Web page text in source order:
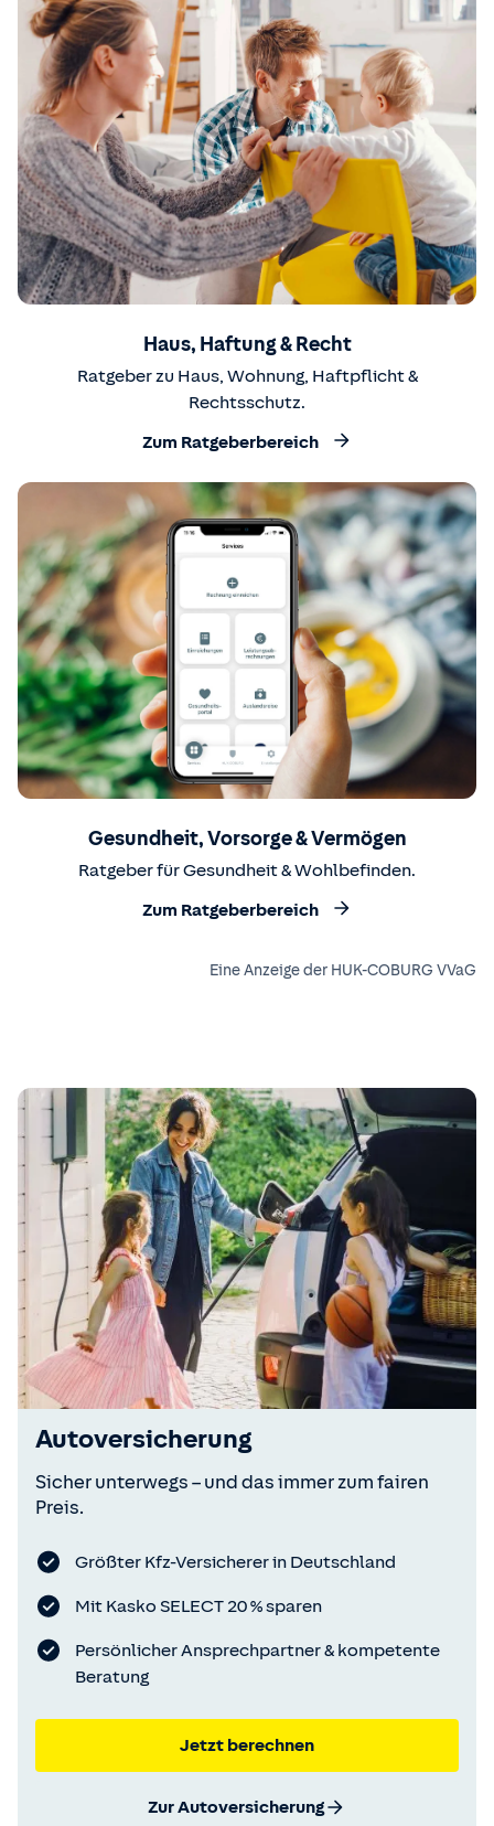
Haus, Haftung & Recht
Ratgeber zu Haus, Wohnung, Haftpflicht &
Rechtsschutz.
Zum Ratgeberbereich
Gesundheit, Vorsorge & Vermögen
Ratgeber für Gesundheit & Wohlbefinden.
Zum Ratgeberbereich
Eine Anzeige der HUK-COBURG VVaG
Autoversicherung
Sicher unterwegs – und das immer zum fairen
Preis.
Größter Kfz-Versicherer in Deutschland
Mit Kasko SELECT 20 % sparen
Persönlicher Ansprechpartner & kompetente
Beratung
Jetzt berechnen
Zur Autoversicherung